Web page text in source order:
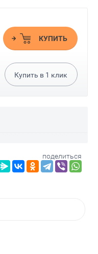
КУПИТЬ
Купить в 1 клик
поделиться